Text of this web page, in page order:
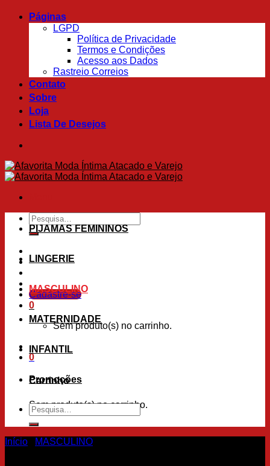
Skip
Páginas
LGPD
Política de Privacidade
Termos e Condições
Acesso aos Dados
Rastreio Correios
Contato
Sobre
Loja
Lista De Desejos
Pesquisar
por:
Cadastre-se
0
Sem produto(s) no carrinho.
0
Carrinho
Sem produto(s) no carrinho.
PIJAMAS FEMININOS
LINGERIE
MASCULINO
MATERNIDADE
INFANTIL
Promoções
Pesquisar
por:
Início MASCULINO